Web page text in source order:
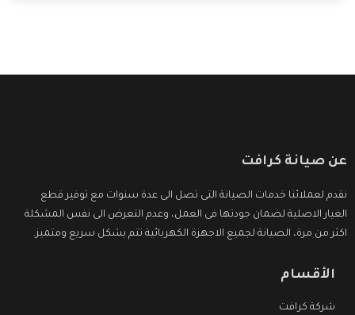
عن صيانة كرافت
نقدم لعملائنا خدمات الصيانة التى تصل الى عدة سنوات مع توفير قطع
الغيار الاصلية لضمان جودتها فى العمل، وعدم التعرض الى نفس المشكلة
اكثر من مرة، الصيانة لجميع الاجهزة الكهربائية تتم بشكل سريع ومتميز.
الأقسام
شركة كرافت